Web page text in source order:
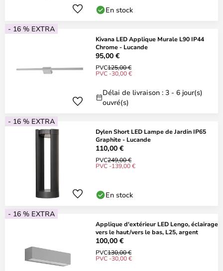
En stock
- 16 % EXTRA
Kivana LED Applique Murale L90 IP44
Chrome - Lucande
95,00 €
PVC125,00 €
PVC -30,00 €
Délai de livraison : 3 - 6 jour(s)
ouvré(s)
- 16 % EXTRA
Dylen Short LED Lampe de Jardin IP65
Graphite - Lucande
110,00 €
PVC249,00 €
PVC -139,00 €
En stock
- 16 % EXTRA
Applique d'extérieur LED Lengo, éclairage
vers le haut/vers le bas, L25, argent
100,00 €
PVC130,00 €
PVC -30,00 €